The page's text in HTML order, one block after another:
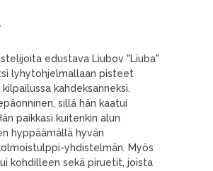
edustava Liubov "Liuba"
lyhytohjelmallaan pisteet
kahdeksanneksi.
sillä hän kaatui
paikkasi kuitenkin alun
hyppäämällä hyvän
yhdistelmän. Myös
kohdilleen sekä piruetit, joista